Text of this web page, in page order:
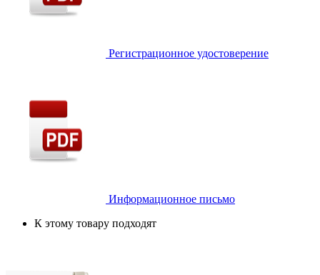
Регистрационное удостоверение
Информационное письмо
К этому товару подходят